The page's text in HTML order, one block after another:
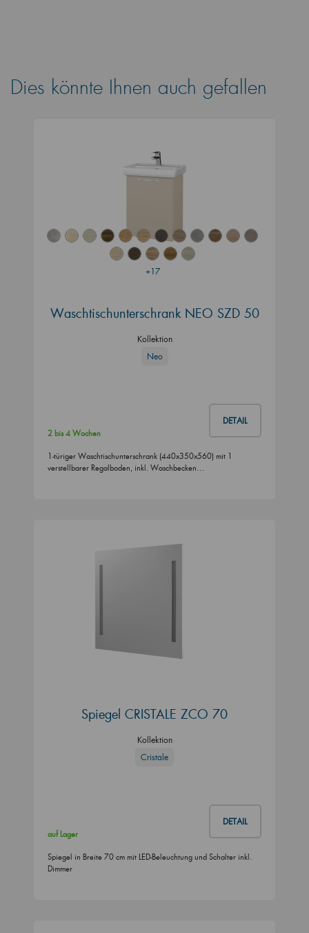
Dies könnte Ihnen auch gefallen
+17
Waschtischunterschrank NEO SZD 50
Kollektion
Neo
DETAIL
2 bis 4 Wochen
1-türiger Waschtischunterschrank (440x350x560) mit 1
verstellbarer Regalboden, inkl. Waschbecken…
Spiegel CRISTALE ZCO 70
Kollektion
Cristale
DETAIL
auf Lager
Spiegel in Breite 70 cm mit LED-Beleuchtung und Schalter inkl.
Dimmer